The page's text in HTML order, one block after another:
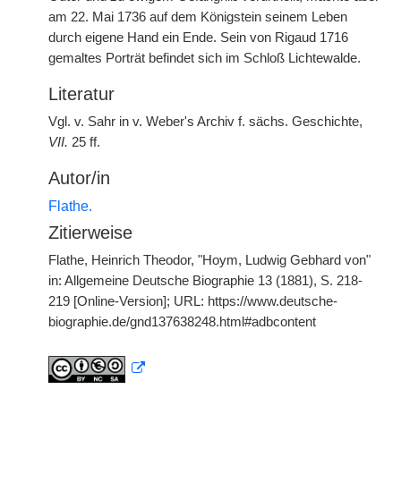
am 22. Mai 1736 auf dem Königstein seinem Leben
durch eigene Hand ein Ende. Sein von Rigaud 1716
gemaltes Porträt befindet sich im Schloß Lichtewalde.
Literatur
Vgl. v. Sahr in v. Weber's Archiv f. sächs. Geschichte,
VII. 25 ff.
Autor/in
Flathe.
Zitierweise
Flathe, Heinrich Theodor, "Hoym, Ludwig Gebhard von"
in: Allgemeine Deutsche Biographie 13 (1881), S. 218-
219 [Online-Version]; URL: https://www.deutsche-
biographie.de/gnd137638248.html#adbcontent